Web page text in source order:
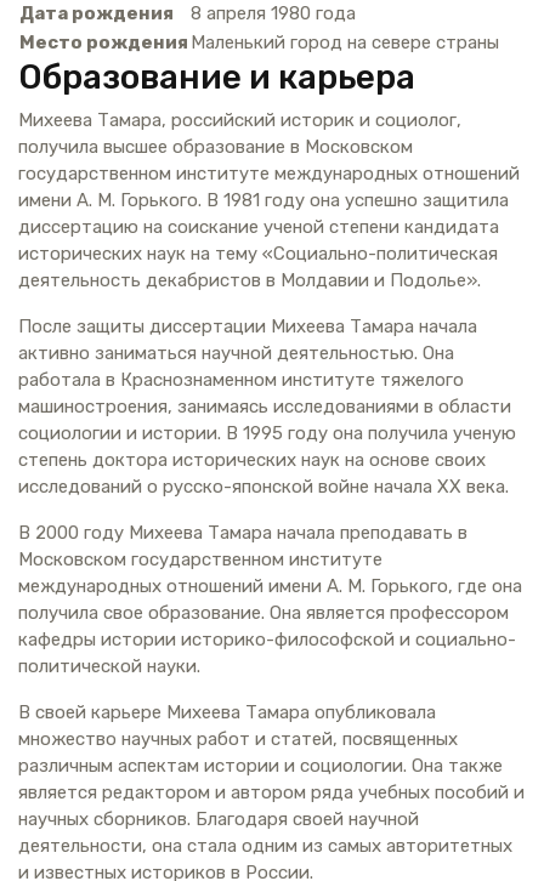
Дата рождения
8 апреля 1980 года
Место рождения Маленький город на севере страны
Образование и карьера
Михеева Тамара, российский историк и социолог,
получила высшее образование в Московском
государственном институте международных отношений
имени А. М. Горького. В 1981 году она успешно защитила
диссертацию на соискание ученой степени кандидата
исторических наук на тему «Социально-политическая
деятельность декабристов в Молдавии и Подолье».
После защиты диссертации Михеева Тамара начала
активно заниматься научной деятельностью. Она
работала в Краснознаменном институте тяжелого
машиностроения, занимаясь исследованиями в области
социологии и истории. В 1995 году она получила ученую
степень доктора исторических наук на основе своих
исследований о русско-японской войне начала XX века.
В 2000 году Михеева Тамара начала преподавать в
Московском государственном институте
международных отношений имени А. М. Горького, где она
получила свое образование. Она является профессором
кафедры истории историко-философской и социально-
политической науки.
В своей карьере Михеева Тамара опубликовала
множество научных работ и статей, посвященных
различным аспектам истории и социологии. Она также
является редактором и автором ряда учебных пособий и
научных сборников. Благодаря своей научной
деятельности, она стала одним из самых авторитетных
и известных историков в России.